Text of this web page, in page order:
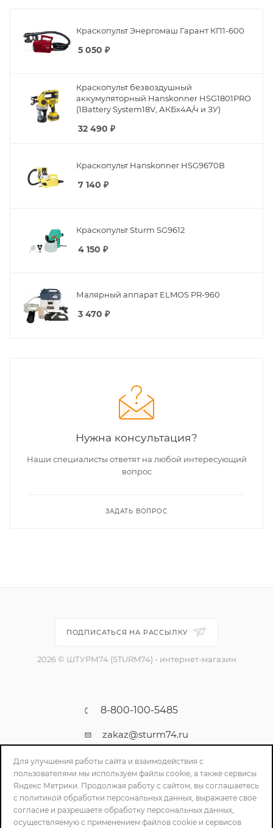
Краскопульт Энергомаш Гарант КП1-600
5 050 ₽
Краскопульт безвоздушный
аккумуляторный Hanskonner HSG1801PRO
(1Battery System18V, АКБx4А/ч и ЗУ)
32 490 ₽
Краскопульт Hanskonner HSG9670B
7 140 ₽
Краскопульт Sturm SG9612
4 150 ₽
Малярный аппарат ELMOS PR-960
3 470 ₽
Нужна консультация?
Наши специалисты ответят на любой интересующий
вопрос
ЗАДАТЬ ВОПРОС
ПОДПИСАТЬСЯ НА РАССЫЛКУ
2026 © ШТУРМ74 (STURM74) - интернет-магазин
8-800-100-5485
zakaz@sturm74.ru
г. Челябинск, ул. Стартовая 34/1
Для улучшения работы сайта и взаимодействия с
пользователями мы используем файлы cookie, а также сервисы
Яндекс Метрики. Продолжая работу с сайтом, вы соглашаетесь
с политикой обработки персональных данных, выражаете свое
согласие и разрешаете обработку персональных данных,
осуществляемую с применением файлов cookie и сервисов